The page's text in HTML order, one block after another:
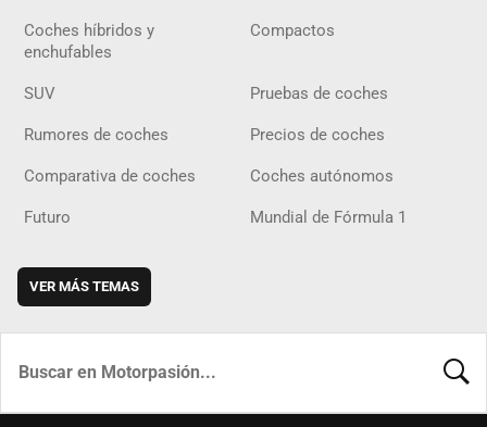
Coches híbridos y
enchufables
Compactos
SUV Pruebas de coches
Rumores de coches Precios de coches
Comparativa de coches Coches autónomos
Futuro Mundial de Fórmula 1
VER MÁS TEMAS